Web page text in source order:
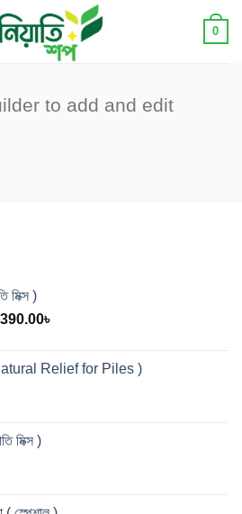
0
to add and edit
মিক্স )
৳
through
Relief for Piles )
মিক্স )